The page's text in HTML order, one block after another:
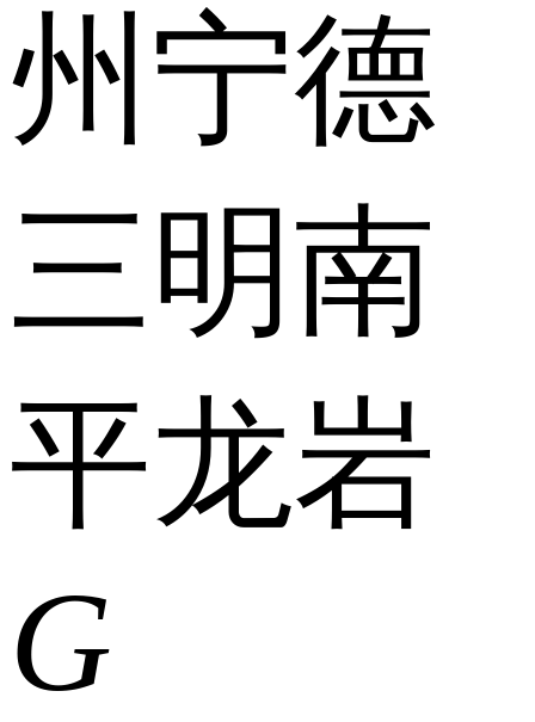
州 宁德
三明南
平龙岩
G